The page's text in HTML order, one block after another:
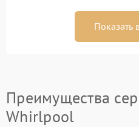
Показать
Преимущества
Whirlpool